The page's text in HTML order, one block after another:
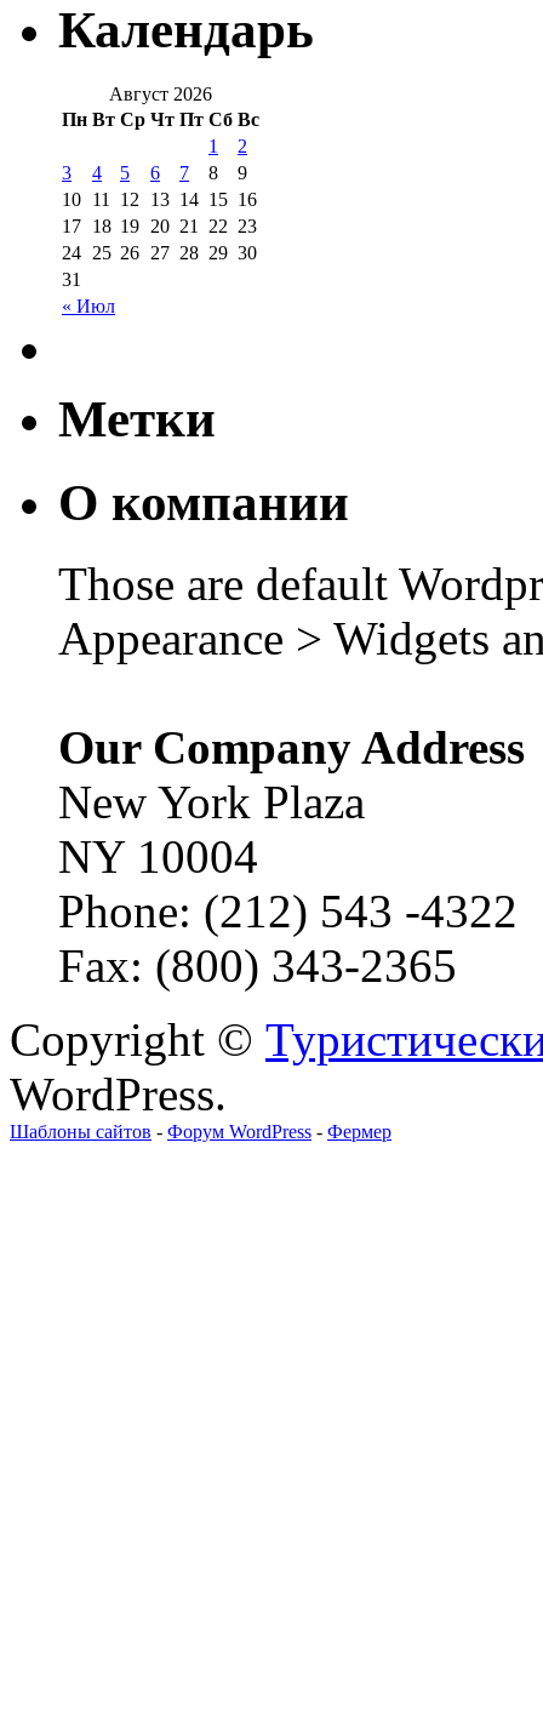
Календарь
Август 2026
Пн Вт Ср Чт Пт Сб Вс
« Июл
1
2
3
4 5 6 7 8
9
10 11 12 13 14 15 16
17 18 19 20 21 22 23
24 25 26 27 28 29 30
31
Метки
О компании
Those are default
Appearance > Widgets
Our Company Address
New York Plaza
NY 10004
Phone: (212) 543 -4322
Fax: (800) 343-2365
Copyright ©
WordPress.
Шаблоны сайтов - Форум WordPress - Фермер